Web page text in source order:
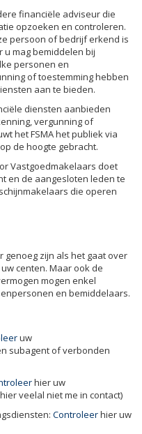
financiële adviseur die
opzoeken en controleren.
persoon of bedrijf erkend is
u mag bemiddelen bij
personen en
of toestemming hebben
aan te bieden.
diensten aanbieden
vergunning of
het FSMA het publiek via
de hoogte gebracht.
Vastgoedmakelaars doet
en de aangesloten leden te
die operen
genoeg zijn als het gaat over
centen. Maar ook de
mogen enkel
en bemiddelaars.
uw
subagent of verbonden
hier uw
veelal niet me in contact)
Controleerhier uw